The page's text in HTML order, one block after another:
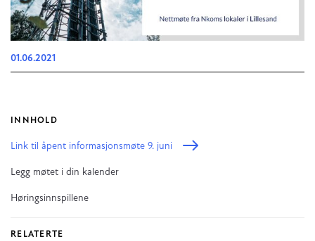
01.06.2021
INNHOLD
Link til åpent informasjonsmøte 9. juni
Legg møtet i din kalender
Høringsinnspillene
RELATERTE